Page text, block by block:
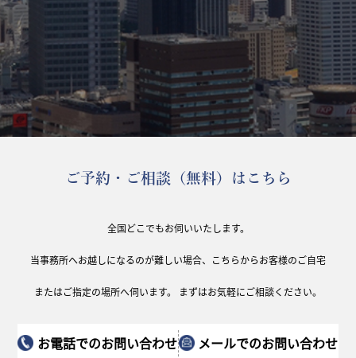
ご予約・ご相談（無料）はこちら
全国どこでもお伺いいたします。
当事務所へお越しになるのが難しい場合、こちらからお客様のご自宅
またはご指定の場所へ伺います。 まずはお気軽にご相談ください。
お電話でのお問い合わせ
メールでのお問い合わせ